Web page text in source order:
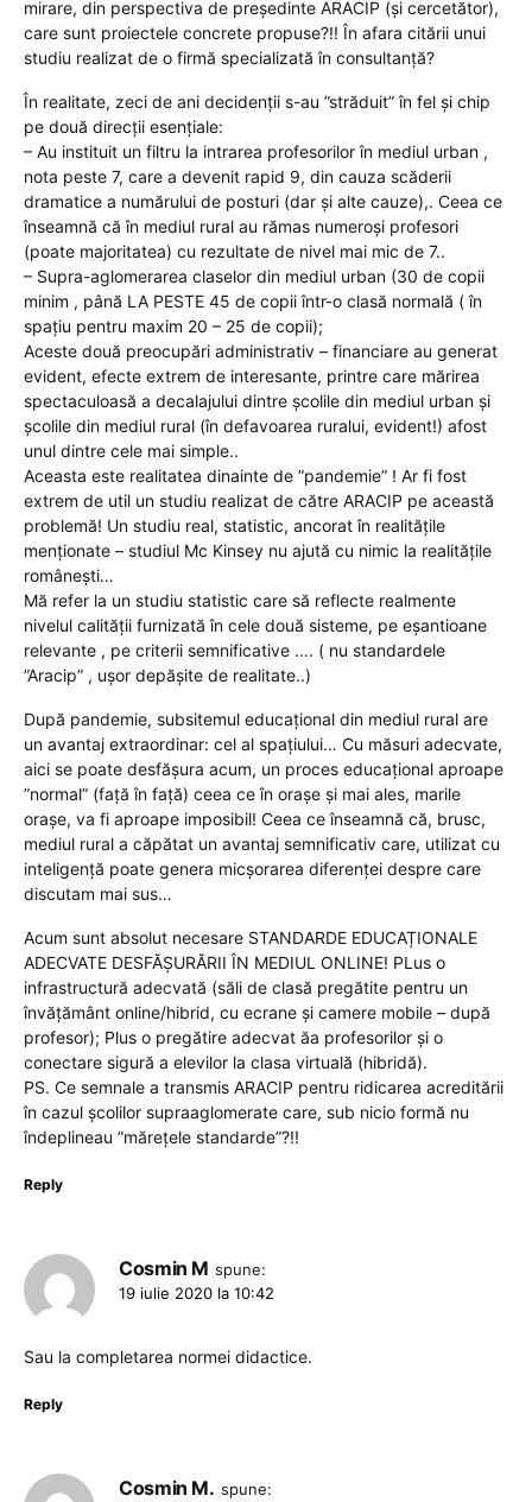
mirare, din perspectiva de președinte ARACIP (și cercetător),
care sunt proiectele concrete propuse?!! În afara citării unui
studiu realizat de o firmă specializată în consultanță?
În realitate, zeci de ani decidenții s-au ”străduit” în fel și chip
pe două direcții esențiale:
– Au instituit un filtru la intrarea profesorilor în mediul urban ,
nota peste 7, care a devenit rapid 9, din cauza scăderii
dramatice a numărului de posturi (dar și alte cauze),. Ceea ce
înseamnă că în mediul rural au rămas numeroși profesori
(poate majoritatea) cu rezultate de nivel mai mic de 7..
– Supra-aglomerarea claselor din mediul urban (30 de copii
minim , până LA PESTE 45 de copii într-o clasă normală ( în
spațiu pentru maxim 20 – 25 de copii);
Aceste două preocupări administrativ – financiare au generat
evident, efecte extrem de interesante, printre care mărirea
spectaculoasă a decalajului dintre școlile din mediul urban și
școlile din mediul rural (în defavoarea ruralui, evident!) afost
unul dintre cele mai simple..
Aceasta este realitatea dinainte de ”pandemie” ! Ar fi fost
extrem de util un studiu realizat de către ARACIP pe această
problemă! Un studiu real, statistic, ancorat în realitățile
menționate – studiul Mc Kinsey nu ajută cu nimic la realitățile
românești…
Mă refer la un studiu statistic care să reflecte realmente
nivelul calității furnizată în cele două sisteme, pe eșantioane
relevante , pe criterii semnificative …. ( nu standardele
”Aracip” , ușor depășite de realitate..)
După pandemie, subsitemul educațional din mediul rural are
un avantaj extraordinar: cel al spațiului… Cu măsuri adecvate,
aici se poate desfășura acum, un proces educațional aproape
”normal” (față în față) ceea ce în orașe și mai ales, marile
orașe, va fi aproape imposibil! Ceea ce înseamnă că, brusc,
mediul rural a căpătat un avantaj semnificativ care, utilizat cu
inteligență poate genera micșorarea diferenței despre care
discutam mai sus…
Acum sunt absolut necesare STANDARDE EDUCAȚIONALE
ADECVATE DESFĂȘURĂRII ÎN MEDIUL ONLINE! PLus o
infrastructură adecvată (săli de clasă pregătite pentru un
învățământ online/hibrid, cu ecrane și camere mobile – după
profesor); Plus o pregătire adecvat ăa profesorilor și o
conectare sigură a elevilor la clasa virtuală (hibridă).
PS. Ce semnale a transmis ARACIP pentru ridicarea acreditării
în cazul școlilor supraaglomerate care, sub nicio formă nu
îndeplineau ”mărețele standarde”?!!
Reply
Cosmin M spune:
19 iulie 2020 la 10:42
Sau la completarea normei didactice.
Reply
Cosmin M. spune: